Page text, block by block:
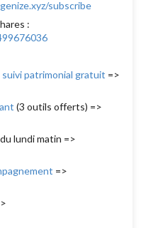
subscribe
:
patrimonial gratuit =>
(3 outils offerts) =>
du lundi matin =>
=>